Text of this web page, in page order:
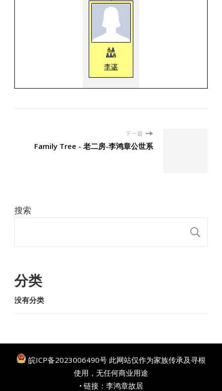
李谌
下一篇
Family Tree - 老二房-李鸿章公世系
搜索
分类
没有分类
皖ICP备2023006490号 此网站仅作为家族传承及寻根
使用，无任何商业用途
• 链接： 李鸿章故居